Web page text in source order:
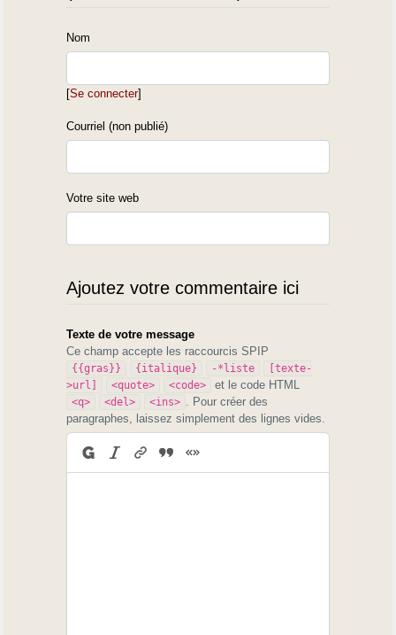
Nom
[Se connecter]
Courriel (non publié)
Votre site web
Ajoutez votre commentaire ici
Texte de votre message
Ce champ accepte les raccourcis SPIP
{{gras}} {italique} -*liste
[texte-
>url]
<quote> <code> et le code HTML
<q> <del> <ins>
. Pour créer des
paragraphes, laissez simplement des lignes vides.